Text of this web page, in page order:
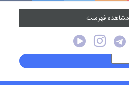
مشاهده فهرست